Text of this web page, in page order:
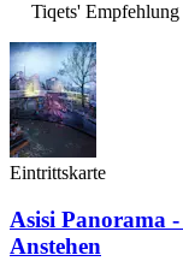
Tiqets' Empfehlung
Eintrittskarte
Asisi Panorama
Anstehen